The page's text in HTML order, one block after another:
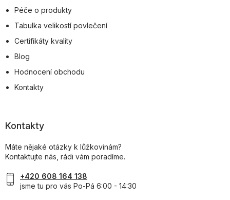
Péče o produkty
Tabulka velikostí povlečení
Certifikáty kvality
Blog
Hodnocení obchodu
Kontakty
Kontakty
Máte nějaké otázky k lůžkovinám?
Kontaktujte nás, rádi vám poradíme.
+420 608 164 138
jsme tu pro vás Po-Pá 6:00 - 14:30